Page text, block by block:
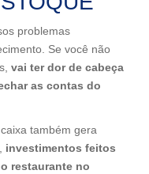
problemas
Se você não
vai ter dor de cabeça
as contas do
também gera
investimentos feitos
restaurante no